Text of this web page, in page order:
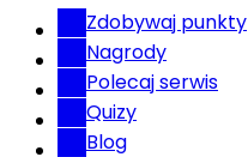
Zdobywaj punkty
Nagrody
Polecaj serwis
Quizy
Blog